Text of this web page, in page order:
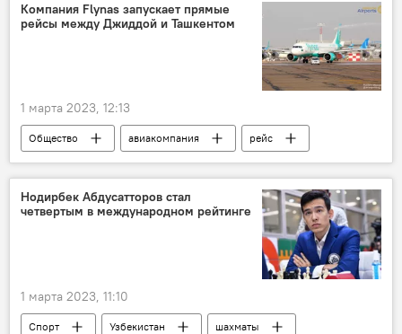
Компания Flynas запускает прямые
рейсы между Джиддой и Ташкентом
1 марта 2023, 12:13
Общество авиакомпания
рейс
Ташкент
Джидда
Нодирбек Абдусатторов стал
четвертым в международном рейтинге
1 марта 2023, 11:10
Спорт Узбекистан
шахматы